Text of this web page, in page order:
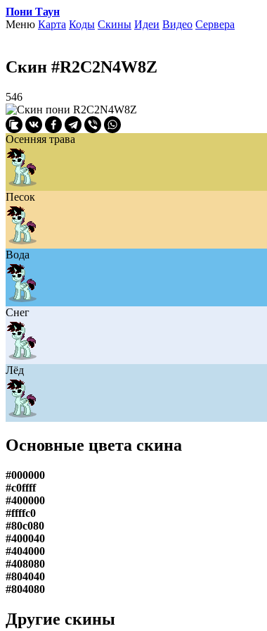
Пони Таун
Меню Карта Коды Скины Идеи Видео Сервера
Скин #R2C2N4W8Z
546
Осенняя трава
Песок
Вода
Снег
Лёд
Основные цвета скина
#000000
#c0ffff
#400000
#ffffc0
#80c080
#400040
#404000
#408080
#804040
#804080
Другие скины